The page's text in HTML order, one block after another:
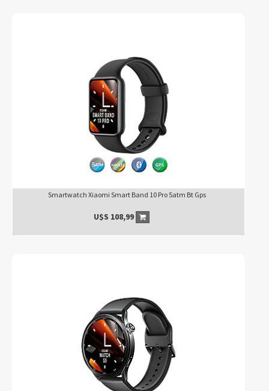
Smartwatch Xiaomi Smart Band 10 Pro 5atm Bt Gps
U$S 108,99